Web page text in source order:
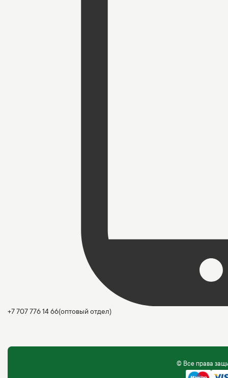
+7 707 776 14 66(оптовый отдел)
© Все права